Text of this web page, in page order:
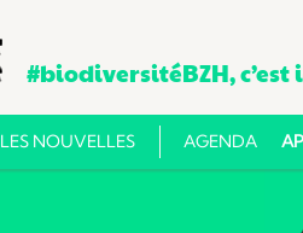
#biodiversitéBZH, c’est
LES NOUVELLES AGENDA